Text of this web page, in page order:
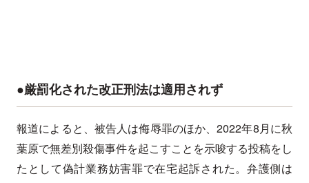
●厳罰化された改正刑法は適用されず
報道によると、被告人は侮辱罪のほか、2022年8月に秋
葉原で無差別殺傷事件を起こすことを示唆する投稿をし
たとして偽計業務妨害罪で在宅起訴された。弁護側は